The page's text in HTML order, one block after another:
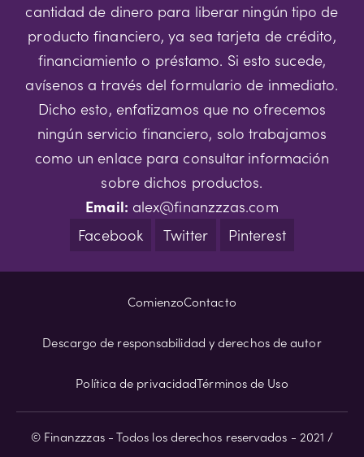
cantidad de dinero para liberar ningún tipo de
producto financiero, ya sea tarjeta de crédito,
financiamiento o préstamo. Si esto sucede,
avísenos a través del formulario de inmediato.
Dicho esto, enfatizamos que no ofrecemos
ningún servicio financiero, solo trabajamos
como un enlace para consultar información
sobre dichos productos.
Email: alex@finanzzzas.com
Facebook
Twitter Pinterest
© Finanzzzas - Todos los derechos reservados - 2021 /
ComienzoContacto
Descargo de responsabilidad y derechos de autor
Política de privacidadTérminos de Uso